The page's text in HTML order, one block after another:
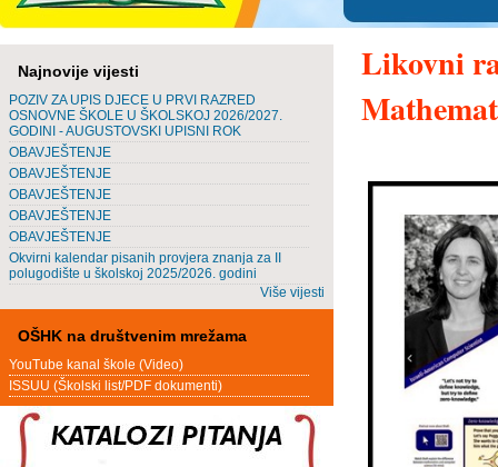
Najnovije vijesti
POZIV ZA UPIS DJECE U PRVI RAZRED
OSNOVNE ŠKOLE U ŠKOLSKOJ 2026/2027.
GODINI - AUGUSTOVSKI UPISNI ROK
OBAVJEŠTENJE
OBAVJEŠTENJE
OBAVJEŠTENJE
OBAVJEŠTENJE
OBAVJEŠTENJE
Okvirni kalendar pisanih provjera znanja za II
polugodište u školskoj 2025/2026. godini
Više vijesti
OŠHK na društvenim mrežama
YouTube kanal škole (Video)
ISSUU (Školski list/PDF dokumenti)
Likovni